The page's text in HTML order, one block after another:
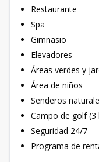
Restaurante
Spa
Gimnasio
Elevadores
Áreas verdes y
Área de niños
Senderos
Campo de golf (3
Seguridad 24/7
Programa de